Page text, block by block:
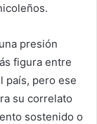
presión
figura entre
país, pero ese
su correlato
sostenido o